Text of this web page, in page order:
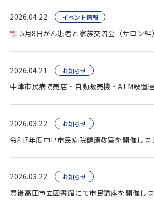
2026.04.22 イベント情報
5月8日がん患者と家族交流会（サロン絆
2026.04.21 お知らせ
2026.03.22 お知らせ
令和7年度中津市民病院健康教室を開催しま
2026.03.22 お知らせ
豊後高田市立図書館にて市民講座を開催し